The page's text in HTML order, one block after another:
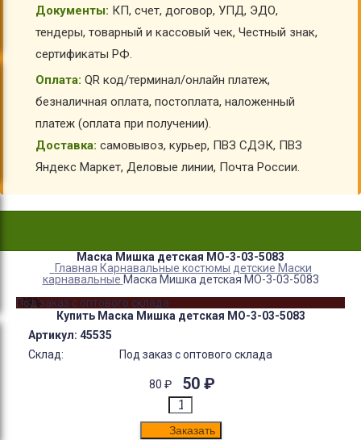
Документы: КП, счет, договор, УПД, ЭДО,
тендеры, товарный и кассовый чек, Честный знак,
сертификаты РФ.
Оплата: QR код/терминал/онлайн платеж,
безналичная оплата, постоплата, наложенный
платеж (оплата при получении).
Доставка: самовывоз, курьер, ПВЗ СДЭК, ПВЗ
Яндекс Маркет, Деловые линии, Почта России.
Маска Мишка детская МО-3-03-5083
Главная Карнавальные костюмы детские Маски
карнавальные Маска Мишка детская МО-3-03-5083
-38%
Под заказ с оптового склада
Купить Маска Мишка детская МО-3-03-5083
Артикул: 45535
Склад:
Под заказ с оптового склада
80 ₽ 50 ₽
Заказать